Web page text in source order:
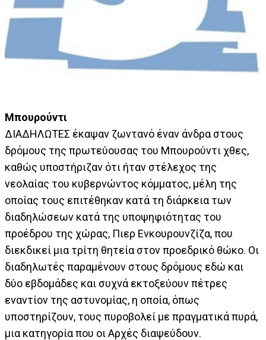
Μπουρούντι
ΔΙΑΔΗΛΩΤΕΣ έκαψαν ζωντανό έναν άνδρα στους
δρόμους της πρωτεύουσας του Μπουρούντι χθες,
καθώς υποστήριζαν ότι ήταν στέλεχος της
νεολαίας του κυβερνώντος κόμματος, μέλη της
οποίας τους επιτέθηκαν κατά τη διάρκεια των
διαδηλώσεων κατά της υποψηφιότητας του
προέδρου της χώρας, Πιερ Ενκουρουνζίζα, που
διεκδικεί μια τρίτη θητεία στον προεδρικό θώκο. Οι
διαδηλωτές παραμένουν στους δρόμους εδώ και
δύο εβδομάδες και συχνά εκτοξεύουν πέτρες
εναντίον της αστυνομίας, η οποία, όπως
υποστηρίζουν, τους πυροβολεί με πραγματικά πυρά,
μια κατηγορία που οι Αρχές διαψεύδουν.